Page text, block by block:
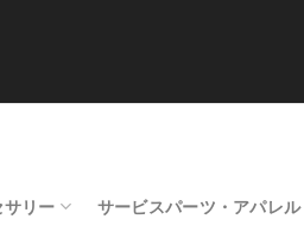
リー サービスパーツ・アパレル